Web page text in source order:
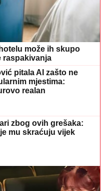
može ih skupo
raspakivanja
pitala AI zašto ne
mjestima:
realan
zbog ovih grešaka:
mu skraćuju vijek